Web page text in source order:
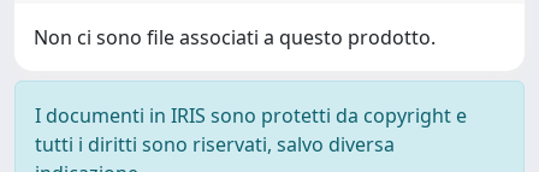
Non ci sono file associati a questo prodotto.
I documenti in IRIS sono protetti da copyright e
tutti i diritti sono riservati, salvo diversa